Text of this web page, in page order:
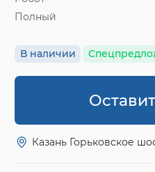
Полный
В наличии
Казань Горьковское